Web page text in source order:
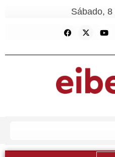
Sábado,